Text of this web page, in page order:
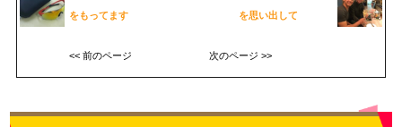
をもってます
<< 前のページ
を思い出して
次のページ >>